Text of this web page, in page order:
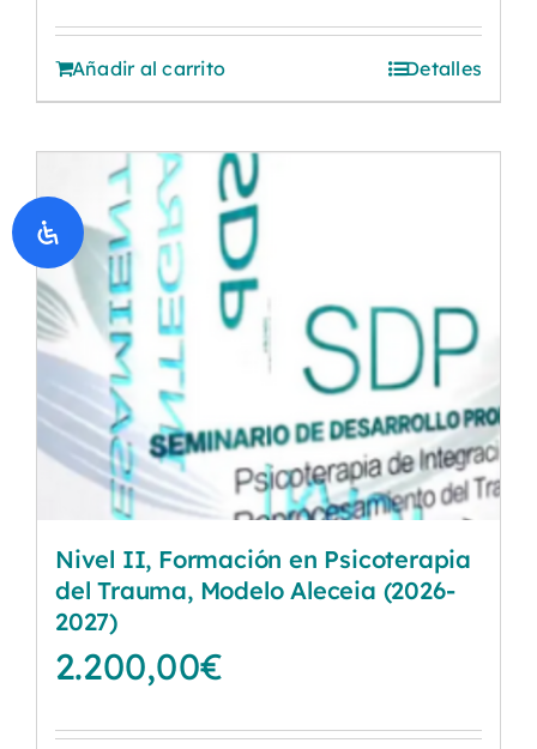
Añadir al carrito Detalles
Nivel II, Formación en Psicoterapia
del Trauma, Modelo Aleceia (2026-
2027)
2.200,00€